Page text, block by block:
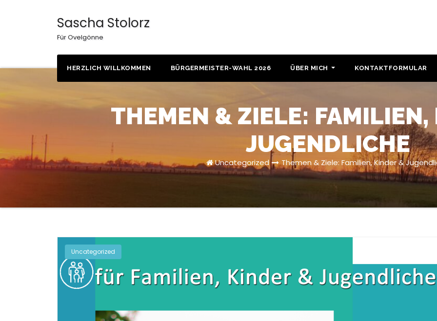
Sascha Stolorz
Für Ovelgönne
HERZLICH WILLKOMMEN BÜRGERMEISTER-WAHL 2026 ÜBER MICH KONTAKTFORMULAR
THEMEN & ZIELE: FAMILIEN,
JUGENDLICHE
Uncategorized Themen & Ziele: Familien, Kinder &
Uncategorized